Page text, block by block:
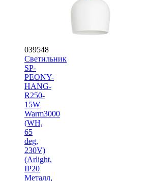
039548
Светильник
SP-
PEONY-
HANG-
R250-
15W
Warm3000
(WH,
65
deg,
230V)
(Arlight,
IP20
Металл,